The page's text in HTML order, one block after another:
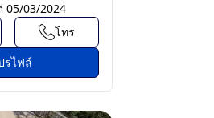
05/03/2024
โทร
รไฟล์